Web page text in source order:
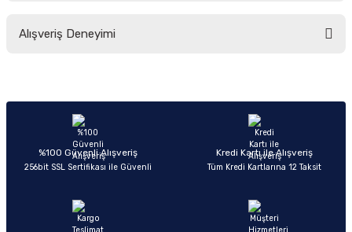
yetersiz gördüğünüz noktaları öneri formunu kullanarak tarafımıza
Ürün açıklamasında eksik bilgiler bulunuyor.
Ürün bilgilerinde hatalar bulunuyor.
Ürün fiyatı diğer sitelerden daha pahalı.
Alışveriş Deneyimi
Sitemize ilk yorumu siz yapın!
%100 Güvenli Alışveriş
256bit SSL Sertifikası ile Güvenli
Kredi Kartı ile Alışveriş
Tüm Kredi Kartlarına 12 Taksit